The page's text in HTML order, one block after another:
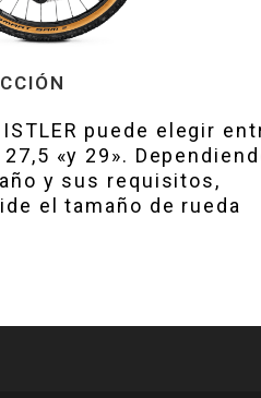
puede elegir
«y 29».
y sus requisitos,
el tamaño de rueda